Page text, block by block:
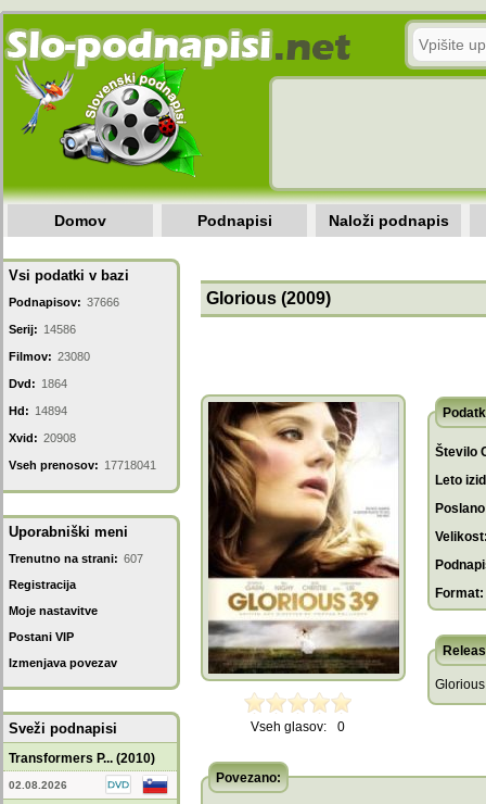
Domov Podnapisi Naloži podnapis
Vsi podatki v bazi
Podnapisov: 37666
Serij: 14586
Filmov: 23080
Dvd: 1864
Hd: 14894
Xvid: 20908
Vseh prenosov: 17718041
Uporabniški meni
Trenutno na strani: 607
Registracija
Moje nastavitve
Postani VIP
Izmenjava povezav
Sveži podnapisi
Transformers P... (2010)
02.08.2026
Glorious (2009)
Vseh glasov: 0
Število
Leto
Format:
Povezano: